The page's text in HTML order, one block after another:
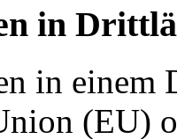
in
in einem
(EU)